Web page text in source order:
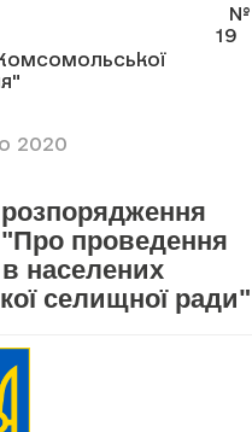
№
19
2020
проведення
населених
селищної ради"